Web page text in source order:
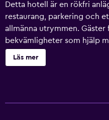
Detta hotell är en rökfri
restaurang, parkering och
allmänna utrymmen. Gäster
bekvämligheter som hjälp
guidade turer och en
erbjuder 16 rum med
Läs mer